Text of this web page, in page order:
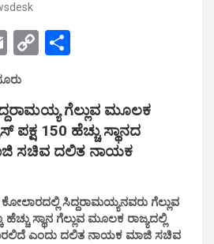
E
m
ail
C
Li
n
e
ಗೆಲ್ಲುವ ಮೂಲಕ
ಪಕ್ಷ 150 ಹೆಚ್ಚು ಸ್ಥಾನದ
ಸಚಿವ ದಲಿತ ನಾಯಕ
ಸಿದ್ದರಾಮಯ್ಯನವರು ಗೆಲ್ಲುವ
ಸ್ಥಾನ ಗೆಲ್ಲುವ ಮೂಲಕ ರಾಜ್ಯದಲ್ಲಿ
ಬರಲಿದೆ ಎಂದು ದಲಿತ ನಾಯಕ ಮಾಜಿ ಸಚಿವ